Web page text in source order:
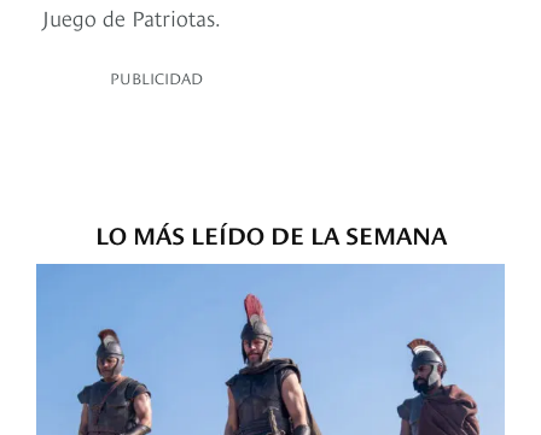
Juego de Patriotas.
PUBLICIDAD
LO MÁS LEÍDO DE LA SEMANA